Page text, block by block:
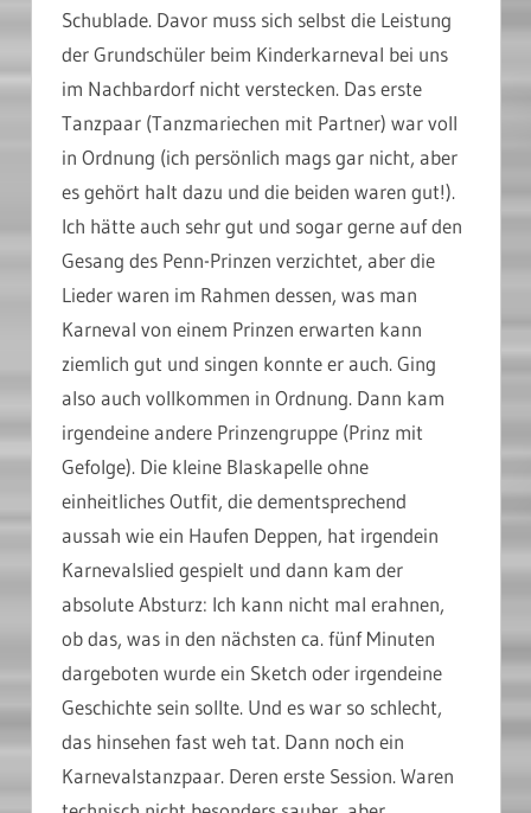
Schublade. Davor muss sich selbst die Leistung
der Grundschüler beim Kinderkarneval bei uns
im Nachbardorf nicht verstecken. Das erste
Tanzpaar (Tanzmariechen mit Partner) war voll
in Ordnung (ich persönlich mags gar nicht, aber
es gehört halt dazu und die beiden waren gut!).
Ich hätte auch sehr gut und sogar gerne auf den
Gesang des Penn-Prinzen verzichtet, aber die
Lieder waren im Rahmen dessen, was man
Karneval von einem Prinzen erwarten kann
ziemlich gut und singen konnte er auch. Ging
also auch vollkommen in Ordnung. Dann kam
irgendeine andere Prinzengruppe (Prinz mit
Gefolge). Die kleine Blaskapelle ohne
einheitliches Outfit, die dementsprechend
aussah wie ein Haufen Deppen, hat irgendein
Karnevalslied gespielt und dann kam der
absolute Absturz: Ich kann nicht mal erahnen,
ob das, was in den nächsten ca. fünf Minuten
dargeboten wurde ein Sketch oder irgendeine
Geschichte sein sollte. Und es war so schlecht,
das hinsehen fast weh tat. Dann noch ein
Karnevalstanzpaar. Deren erste Session. Waren